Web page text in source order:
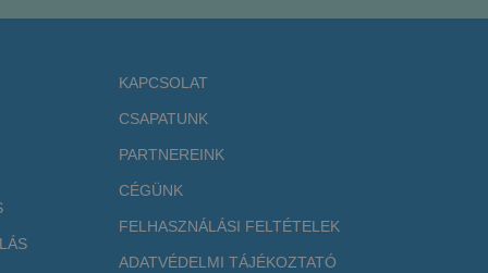
KAPCSOLAT
CSAPATUNK
PARTNEREINK
CÉGÜNK
FELHASZNÁLÁSI FELTÉTELEK
ADATVÉDELMI TÁJÉKOZTATÓ